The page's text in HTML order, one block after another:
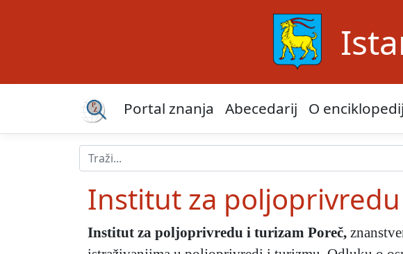
Portal znanja Abecedarij O
Institut za
Institut za poljoprivredu i turizam Poreč,